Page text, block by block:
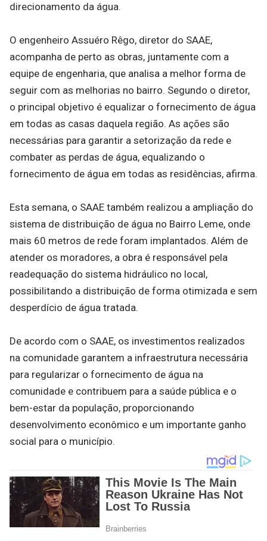
direcionamento da água.
O engenheiro Assuéro Rêgo, diretor do SAAE,
acompanha de perto as obras, juntamente com a
equipe de engenharia, que analisa a melhor forma de
seguir com as melhorias no bairro. Segundo o diretor,
o principal objetivo é equalizar o fornecimento de água
em todas as casas daquela região. As ações são
necessárias para garantir a setorização da rede e
combater as perdas de água, equalizando o
fornecimento de água em todas as residências, afirma.
Esta semana, o SAAE também realizou a ampliação do
sistema de distribuição de água no Bairro Leme, onde
mais 60 metros de rede foram implantados. Além de
atender os moradores, a obra é responsável pela
readequação do sistema hidráulico no local,
possibilitando a distribuição de forma otimizada e sem
desperdício de água tratada.
De acordo com o SAAE, os investimentos realizados
na comunidade garantem a infraestrutura necessária
para regularizar o fornecimento de água na
comunidade e contribuem para a saúde pública e o
bem-estar da população, proporcionando
desenvolvimento econômico e um importante ganho
social para o município.